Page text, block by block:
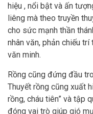
hiệu , nổi bật và ấn
liêng mà theo truyền
cho sức mạnh thần
nhân văn, phản chiếu
văn minh.
Rồng cũng đứng đầu
Thuyết rồng cũng xuất
rồng, cháu tiên” và tập
đóng vai trò giúp gió